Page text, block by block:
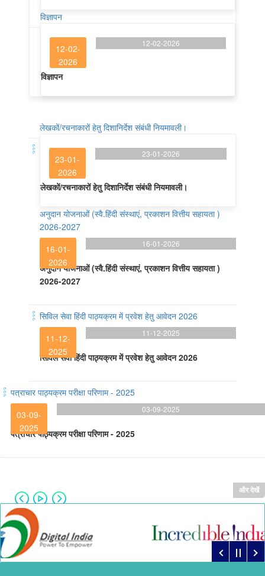
विज्ञापन
12-02-
2026
12-02-2026
विज्ञापन
लेखकों/रचनाकारों हेतु दिशानिर्देश संबंधी नियमावली।
23-01-
2026
23-01-2026
लेखकों/रचनाकारों हेतु दिशानिर्देश संबंधी नियमावली।
अनुदान योजनाओं (स्वै.हिंदी संस्थाएं, प्रकाशन वित्तीय सहायता )
2026-2027
16-01-
2026
16-01-2026
अनुदान योजनाओं (स्वै.हिंदी संस्थाएं, प्रकाशन वित्तीय सहायता )
2026-2027
सिविल सेवा हिंदी पाठ्यक्रम में प्रवेश हेतु आवेदन 2026
11-12-
2025
11-12-2025
सिविल सेवा हिंदी पाठ्यक्रम में प्रवेश हेतु आवेदन 2026
पत्राचार पाठ्यक्रम परीक्षा परिणाम - 2025
03-09-
2025
03-09-2025
पत्राचार पाठ्यक्रम परीक्षा परिणाम - 2025
और देखें